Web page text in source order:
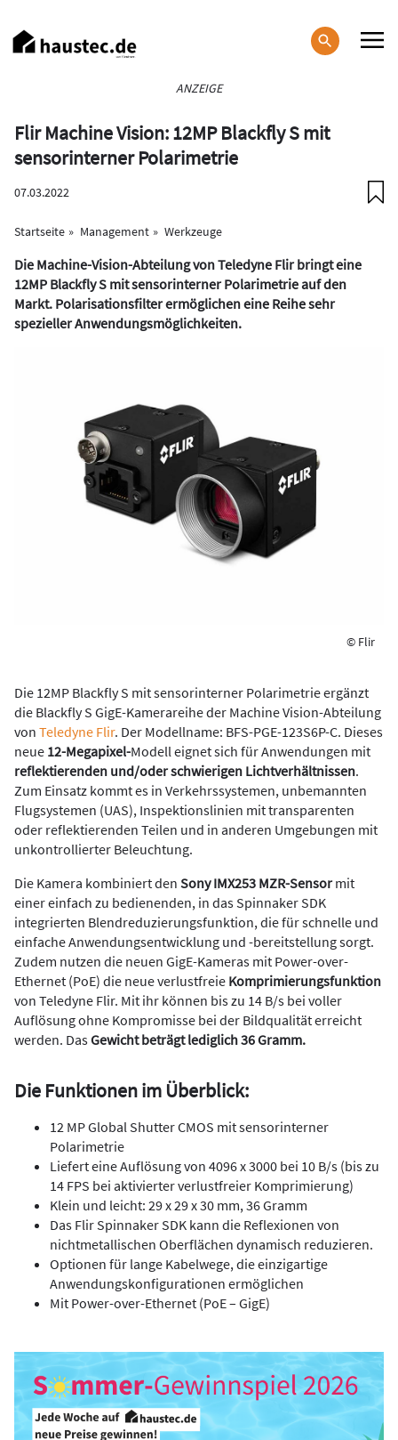
zum
Inhalt
ANZEIGE
Flir Machine Vision: 12MP Blackfly S mit
sensorinterner Polarimetrie
07.03.2022
Startseite Management Werkzeuge
Die Machine-Vision-Abteilung von Teledyne Flir bringt eine
12MP Blackfly S mit sensorinterner Polarimetrie auf den
Markt. Polarisationsfilter ermöglichen eine Reihe sehr
spezieller Anwendungsmöglichkeiten.
© Flir
Die 12MP Blackfly S mit sensorinterner Polarimetrie ergänzt
die Blackfly S GigE-Kamerareihe der Machine Vision-Abteilung
von Teledyne Flir. Der Modellname: BFS-PGE-123S6P-C. Dieses
neue 12-Megapixel-Modell eignet sich für Anwendungen mit
reflektierenden und/oder schwierigen Lichtverhältnissen.
Zum Einsatz kommt es in Verkehrssystemen, unbemannten
Flugsystemen (UAS), Inspektionslinien mit transparenten
oder reflektierenden Teilen und in anderen Umgebungen mit
unkontrollierter Beleuchtung.
Die Kamera kombiniert den Sony IMX253 MZR-Sensormit
einer einfach zu bedienenden, in das Spinnaker SDK
integrierten Blendreduzierungsfunktion, die für schnelle und
einfache Anwendungsentwicklung und -bereitstellung sorgt.
Zudem nutzen die neuen GigE-Kameras mit Power-over-
Ethernet (PoE) die neue verlustfreie Komprimierungsfunktion
von Teledyne Flir. Mit ihr können bis zu 14 B/s bei voller
Auflösung ohne Kompromisse bei der Bildqualität erreicht
werden. DasGewicht beträgt lediglich 36 Gramm.
Die Funktionen im Überblick:
12 MP Global Shutter CMOS mit sensorinterner
Polarimetrie
Liefert eine Auflösung von 4096 x 3000 bei 10 B/s (bis zu
14 FPS bei aktivierter verlustfreier Komprimierung)
Klein und leicht: 29 x 29 x 30 mm, 36 Gramm
Das Flir Spinnaker SDK kann die Reflexionen von
nichtmetallischen Oberflächen dynamisch reduzieren.
Optionen für lange Kabelwege, die einzigartige
Anwendungskonfigurationen ermöglichen
Mit Power-over-Ethernet (PoE – GigE)